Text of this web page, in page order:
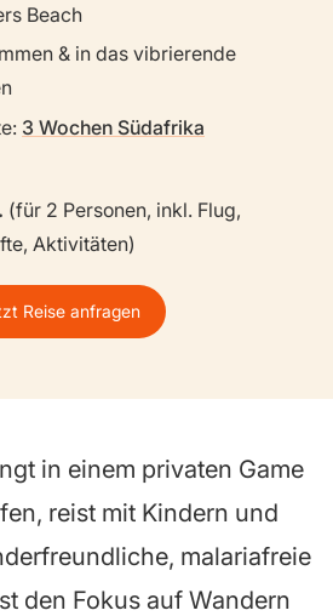
Beach
& in das vibrierende
3 Wochen Südafrika
(für 2 Personen, inkl. Flug,
Aktivitäten)
Reise anfragen
in einem privaten Game
reist mit Kindern und
malariafreie
den Fokus auf Wandern